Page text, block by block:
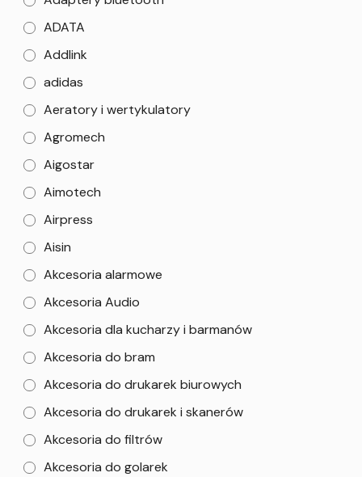
ADATA
Addlink
adidas
Aeratory i wertykulatory
Agromech
Aigostar
Aimotech
Airpress
Aisin
Akcesoria alarmowe
Akcesoria Audio
Akcesoria dla kucharzy i barmanów
Akcesoria do bram
Akcesoria do drukarek biurowych
Akcesoria do drukarek i skanerów
Akcesoria do filtrów
Akcesoria do golarek